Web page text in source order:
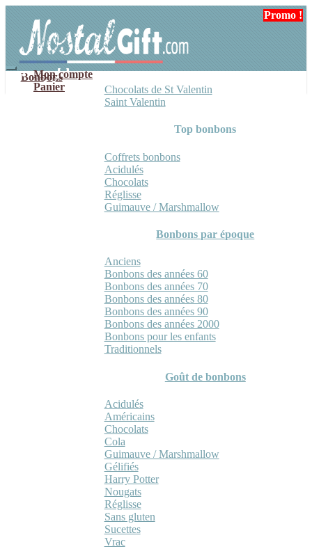
navigation
contenu
Mon compte
Panier
Bonbons
Chocolats de St Valentin
Saint Valentin
Top bonbons
Coffrets bonbons
Acidulés
Chocolats
Réglisse
Guimauve / Marshmallow
Bonbons par époque
Anciens
Bonbons des années 60
Bonbons des années 70
Bonbons des années 80
Bonbons des années 90
Bonbons des années 2000
Bonbons pour les enfants
Traditionnels
Goût de bonbons
Acidulés
Américains
Chocolats
Cola
Guimauve / Marshmallow
Gélifiés
Harry Potter
Nougats
Réglisse
Sans gluten
Sucettes
Vrac
Promo !